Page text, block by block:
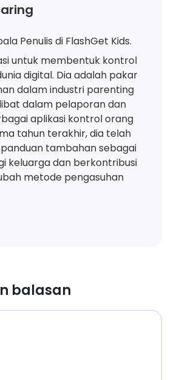
Penulis di FlashGet Kids.
untuk membentuk kontrol
digital. Dia adalah pakar
dalam industri parenting
dalam pelaporan dan
aplikasi kontrol orang
tahun terakhir, dia telah
tambahan sebagai
keluarga dan berkontribusi
metode pengasuhan
balasan